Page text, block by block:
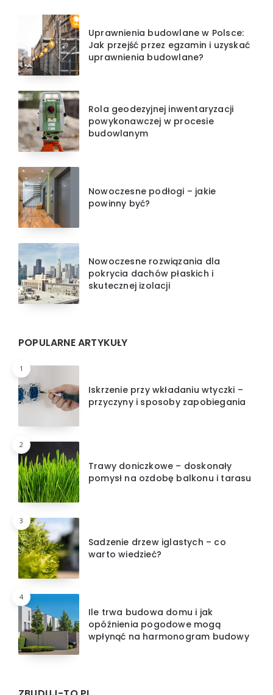
Uprawnienia budowlane w Polsce:
Jak przejść przez egzamin i uzyskać
uprawnienia budowlane?
Rola geodezyjnej inwentaryzacji
powykonawczej w procesie
budowlanym
Nowoczesne podłogi – jakie
powinny być?
Nowoczesne rozwiązania dla
pokrycia dachów płaskich i
skutecznej izolacji
POPULARNE ARTYKUŁY
1
Iskrzenie przy wkładaniu wtyczki –
przyczyny i sposoby zapobiegania
2
Trawy doniczkowe – doskonały
pomysł na ozdobę balkonu i tarasu
3
Sadzenie drzew iglastych – co
warto wiedzieć?
4
Ile trwa budowa domu i jak
opóźnienia pogodowe mogą
wpłynąć na harmonogram budowy